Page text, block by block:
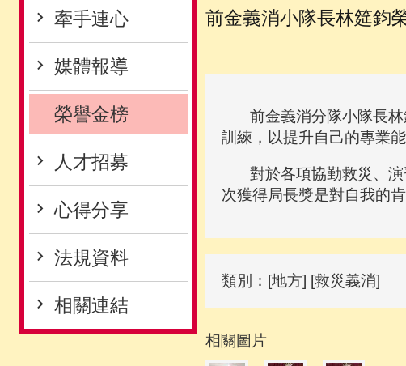
牽手連心
媒體報導
榮譽金榜
人才招募
心得分享
法規資料
相關連結
前金義消小隊長林筵鈞
前金義消分隊小隊長林
訓練，以提升自己的專業能
對於各項協勤救災、演
次獲得局長獎是對自我的
類別：[地方] [救災義消]
相關圖片